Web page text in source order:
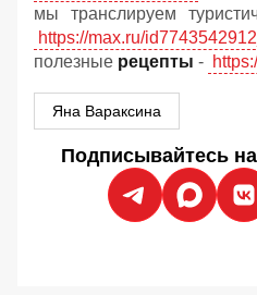
мы транслируем
https://max.ru/
полезные рецепты -
Яна Вараксина
Подписывайтесь